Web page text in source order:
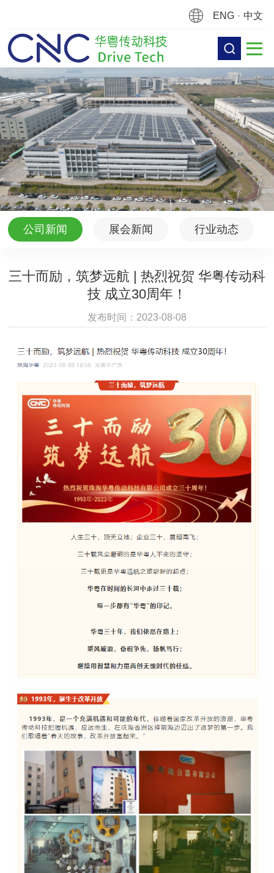
ENG · 中文
公司新闻 展会新闻 行业动态
三十而励，筑梦远航 | 热烈祝贺 华粤传动科
技 成立30周年！
发布时间：2023-08-08